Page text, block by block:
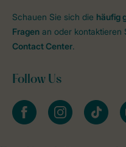
Schauen Sie sich die häufig
Fragen an oder kontaktieren
Contact Center.
Follow Us
facebookinstagramtiktok